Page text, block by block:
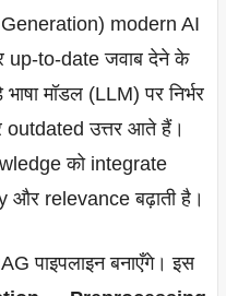
modern AI
to-date जवाब देने के
मॉडल (LLM) पर निर्भर
उत्तर आते हैं।
को integrate
और relevance बढ़ाती है।
पाइपलाइन बनाएँगे। इस